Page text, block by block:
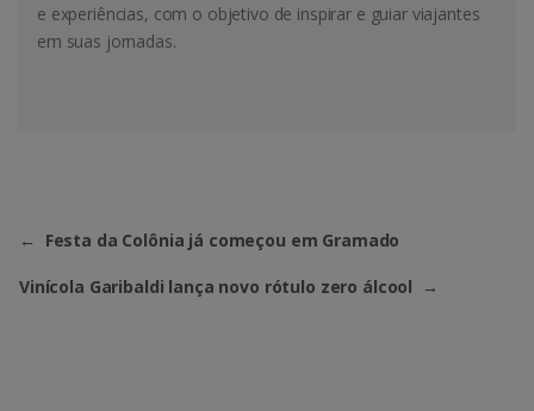
e experiências, com o objetivo de inspirar e guiar viajantes
em suas jornadas.
← Festa da Colônia já começou em Gramado
Vinícola Garibaldi lança novo rótulo zero álcool →